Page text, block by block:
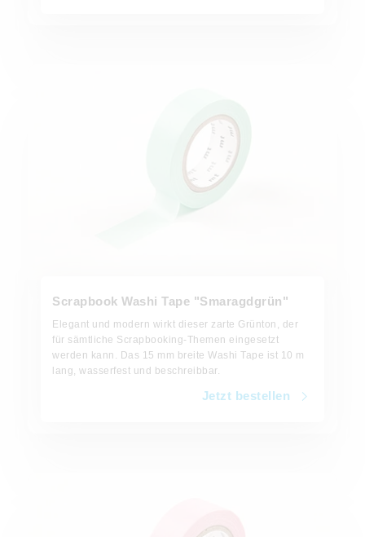
Scrapbook Washi Tape "Smaragdgrün"
Elegant und modern wirkt dieser zarte Grünton, der
für sämtliche Scrapbooking-Themen eingesetzt
werden kann. Das 15 mm breite Washi Tape ist 10 m
lang, wasserfest und beschreibbar.
Jetzt bestellen